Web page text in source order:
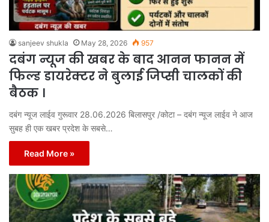
sanjeev shukla May 28, 2026 957
दबंग न्यूज की खबर के बाद आनन फानन में
फिल्ड डायरेक्टर ने बुलाई जिप्सी चालकों की
बैठक ।
दबंग न्यूज लाईव गुरूवार 28.06.2026 बिलासपुर /कोटा – दबंग न्यूज लाईव ने आज
सुबह ही एक खबर प्रदेश के सबसे…
Read More »